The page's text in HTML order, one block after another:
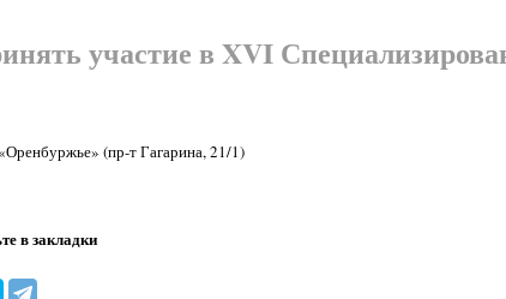
участие в XVI
(пр-т Гагарина, 21/1)
в закладки